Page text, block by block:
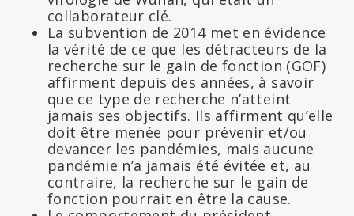
collaborateur clé.
La subvention de 2014 met en évidence
la vérité de ce que les détracteurs de la
recherche sur le gain de fonction (GOF)
affirment depuis des années, à savoir
que ce type de recherche n’atteint
jamais ses objectifs. Ils affirment qu’elle
doit être menée pour prévenir et/ou
devancer les pandémies, mais aucune
pandémie n’a jamais été évitée et, au
contraire, la recherche sur le gain de
fonction pourrait en être la cause.